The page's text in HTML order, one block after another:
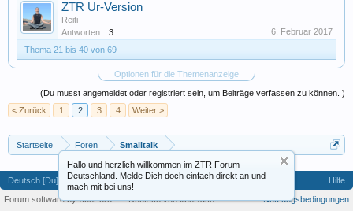
Hallo und herzlich willkommen im ZTR Forum
Deutschland. Melde Dich doch einfach direkt an und
mach mit bei uns!
ZTR Ur-Version
Reiti
Antworten:
3
6. Februar 2017
Thema 21 bis 40 von 69
Optionen für die Themenanzeige
(Du musst angemeldet oder registriert sein, um Beiträge verfassen zu können. )
< Zurück
1 2 3 4 Weiter >
Startseite Foren Smalltalk
Deutsch [Du]
Hilfe
Nutzungsbedingungen
Forum software by XenForo™-Deutsch von xenDach